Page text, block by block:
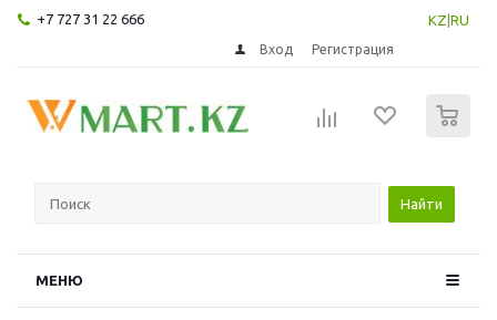
+7 727 31 22 666 KZ RU
Вход Регистрация
Найти
МЕНЮ